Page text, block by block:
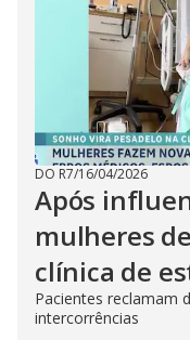
DO R7/16/04/2026
Após
mulheres
clínica de
Pacientes reclamam
intercorrências